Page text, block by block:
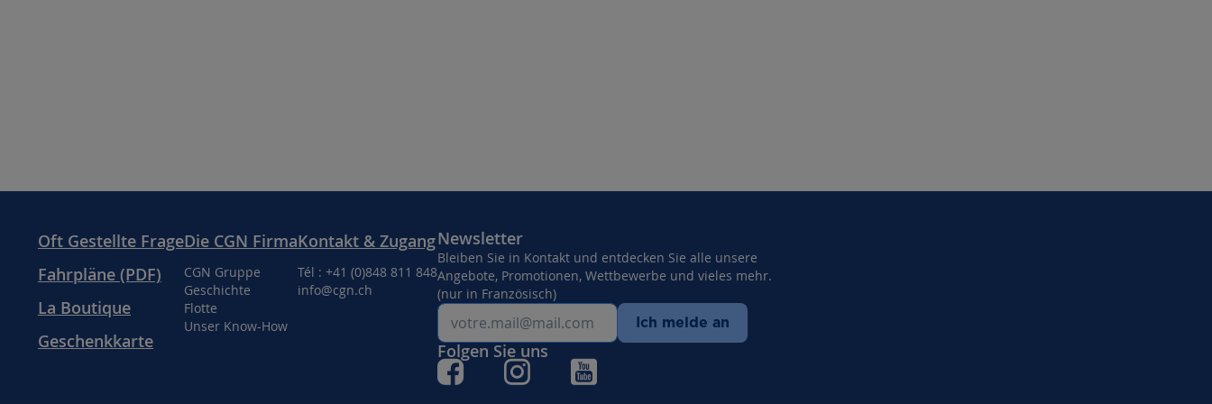
Oft Gestellte Frage
Fahrpläne (PDF)
La Boutique
Geschenkkarte
Die CGN Firma
CGN Gruppe
Geschichte
Flotte
Unser Know-How
Kontakt & Zugang
Tél : +41 (0)848 811 848
info@cgn.ch
Newsletter
Bleiben Sie in Kontakt und entdecken Sie alle unsere
Angebote, Promotionen, Wettbewerbe und vieles mehr.
(nur in Französisch)
Ich melde an
Folgen Sie uns